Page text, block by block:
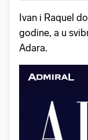
Ivan i Raquel
godine, a u
Adara.